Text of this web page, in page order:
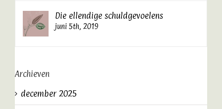
Die ellendige schuldgevoelens
juni 5th, 2019
Archieven
december 2025